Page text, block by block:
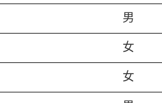
男
女
女